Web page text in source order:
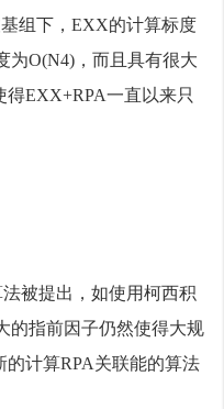
组下，EXX的计算标度
为O(N4)，而且具有很大
EXX+RPA一直以来只
被提出，如使用柯西积
的指前因子仍然使得大规
计算RPA关联能的算法